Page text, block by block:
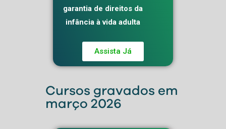
garantia de direitos da
infância à vida adulta
Assista Já
Cursos gravados em
março 2026